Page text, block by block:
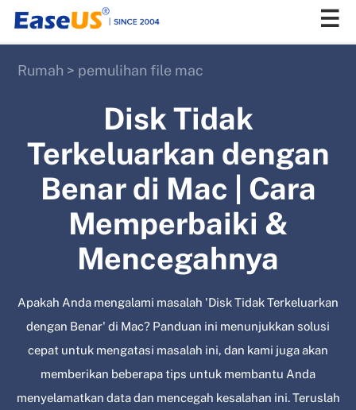
Rumah > pemulihan file mac
Disk Tidak
Terkeluarkan dengan
Benar di Mac | Cara
Memperbaiki &
Mencegahnya
Apakah Anda mengalami masalah 'Disk Tidak Terkeluarkan
dengan Benar' di Mac? Panduan ini menunjukkan solusi
cepat untuk mengatasi masalah ini, dan kami juga akan
memberikan beberapa tips untuk membantu Anda
menyelamatkan data dan mencegah kesalahan ini. Teruslah